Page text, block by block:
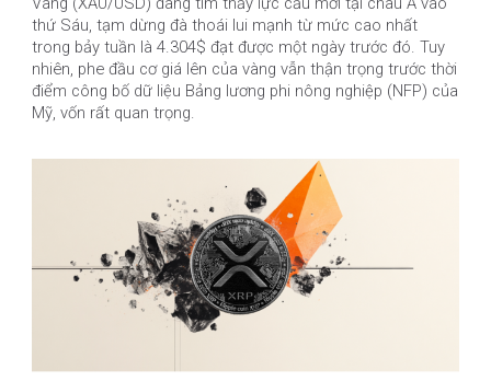
thứ Sáu, tạm dừng đà thoái lui mạnh từ mức cao nhất
trong bảy tuần là 4.304$ đạt được một ngày trước đó. Tuy
nhiên, phe đầu cơ giá lên của vàng vẫn thận trọng trước thời
điểm công bố dữ liệu Bảng lương phi nông nghiệp (NFP) của
Mỹ, vốn rất quan trọng.